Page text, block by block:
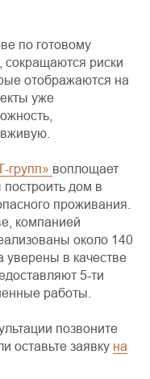
по готовому
сокращаются риски
отображаются на
уже
групп» воплощает
дом в
проживания.
компанией
около 140
уверены в качестве
5-ти
работы.
позвоните
оставьте заявку на